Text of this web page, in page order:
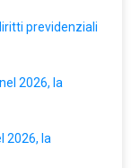
previdenziali
2026, la
2026, la